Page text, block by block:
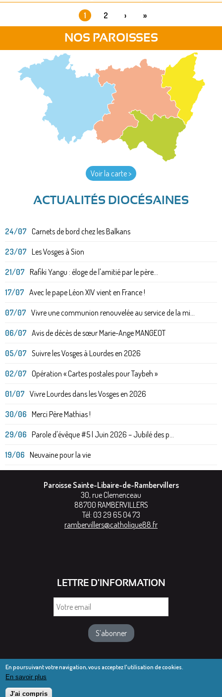
1 2 › »
NOS PAROISSES
Voir la carte >
ACTUALITÉS DIOCÉSAINES
24/07 Carnets de bord chez les Balkans
23/07 Les Vosges à Sion
21/07 Rafiki Yangu : éloge de l'amitié par le père...
17/07 Avec le pape Léon XIV vient en France !
07/07 Vivre une communion renouvelée au service de la mi...
06/07 Avis de décès de sœur Marie-Ange MANGEOT
05/07 Suivre les Vosges à Lourdes en 2026
02/07 Opération « Cartes postales pour Taybeh »
01/07 Vivre Lourdes dans les Vosges en 2026
30/06 Merci Père Mathias !
29/06 Parole d'évêque #5 | Juin 2026 – Jubilé des p...
19/06 Neuvaine pour la vie
Paroisse Sainte-Libaire-de-Rambervillers
30, rue Clemenceau
88700 RAMBERVILLERS
Tél: 03 29 65 04 73
rambervillers@catholique88.fr
LETTRE D'INFORMATION
© Diocèse de Saint-Dié 2016-2025
En poursuivant votre navigation, vous acceptez l'utilisation de cookies.
En savoir plus
J'ai compris